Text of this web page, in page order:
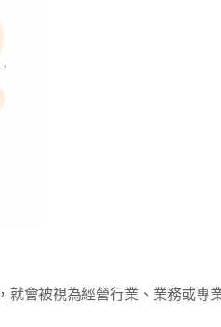
，就會被視為經營行業、業務或專